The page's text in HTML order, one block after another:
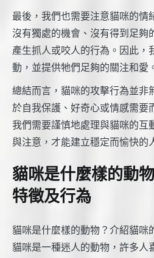
最後，我們也需要注意貓咪的情
沒有獨處的機會、沒有得到足夠
產生抓人或咬人的行為。因此，
動，並提供牠們足夠的關注和愛
總結而言，貓咪的攻擊行為並非
於自我保護、好奇心或情感需要
我們需要謹慎地處理與貓咪的互
與注意，才能建立穩定而愉快的
貓咪是什麼樣的動
特徵及行為
貓咪是什麼樣的動物？介紹貓咪
貓咪是一種迷人的動物，許多人